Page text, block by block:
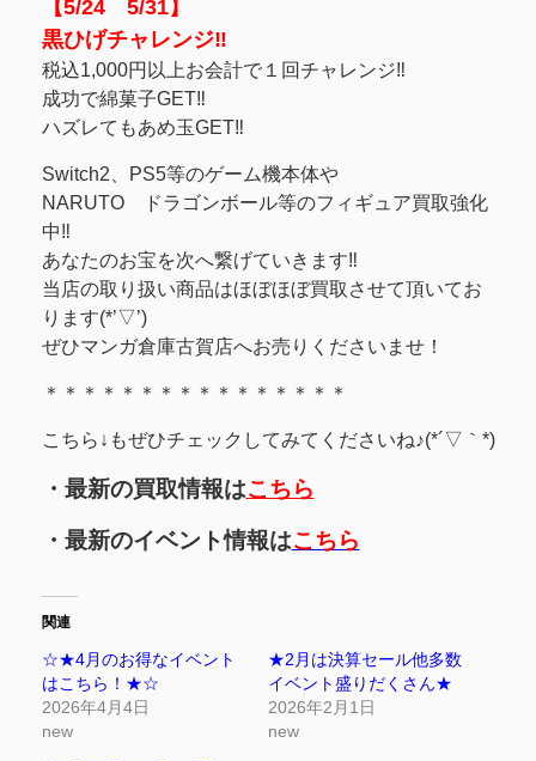
【5/24 5/31】
黒ひげチャレンジ‼
税込1,000円以上お会計で１回チャレンジ‼
成功で綿菓子GET‼
ハズレてもあめ玉GET‼
Switch2、PS5等のゲーム機本体や
NARUTO ドラゴンボール等のフィギュア買取強化
中‼
あなたのお宝を次へ繋げていきます‼
当店の取り扱い商品はほぼほぼ買取させて頂いてお
ります(*’▽’)
ぜひマンガ倉庫古賀店へお売りくださいませ！
＊＊＊＊＊＊＊＊＊＊＊＊＊＊＊＊
こちら↓もぜひチェックしてみてくださいね♪(*´▽｀*)
・最新の買取情報はこちら
・最新のイベント情報はこちら
関連
☆★4月のお得なイベント
はこちら！★☆
2026年4月4日
new
★2月は決算セール他多数
イベント盛りだくさん★
2026年2月1日
new